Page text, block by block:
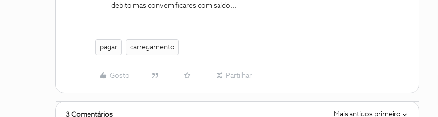
debito mas convem ficares com saldo...
pagar carregamento
Gosto Partilhar
3 Comentários Mais antigos primeiro